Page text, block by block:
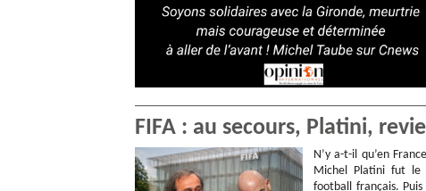
FIFA : au secours, Platini,
N’y a-t-il qu’en
Michel Platini fut le
football français.